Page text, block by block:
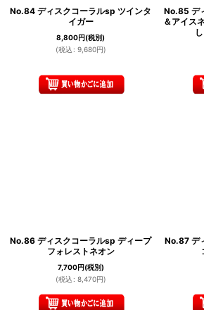
No.84 ディスクコーラルsp ツインタ
イガー
8,800円(税別)
(税込 : 9,680円)
No.85 デ
＆アイ
No.86 ディスクコーラルsp ディープ
フォレストネオン
7,700円(税別)
(税込 : 8,470円)
No.87 デ